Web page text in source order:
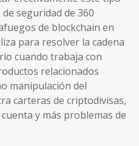
seguridad de 360
de blockchain en
para resolver la cadena
cuando trabaja con
relacionados
manipulación del
carteras de criptodivisas,
y más problemas de